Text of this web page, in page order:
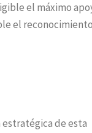
el máximo
el reconocimiento
estratégica de esta